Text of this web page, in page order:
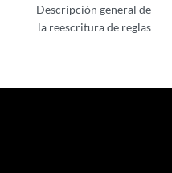
Descripción general de
la reescritura de reglas